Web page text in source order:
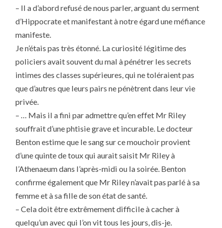
– Il a d’abord refusé de nous parler, arguant du serment
d’Hippocrate et manifestant à notre égard une méfiance
manifeste.
Je n’étais pas très étonné. La curiosité légitime des
policiers avait souvent du mal à pénétrer les secrets
intimes des classes supérieures, qui ne toléraient pas
que d’autres que leurs pairs ne pénètrent dans leur vie
privée.
– … Mais il a fini par admettre qu’en effet Mr Riley
souffrait d’une phtisie grave et incurable. Le docteur
Benton estime que le sang sur ce mouchoir provient
d’une quinte de toux qui aurait saisit Mr Riley à
l’Athenaeum dans l’après-midi ou la soirée. Benton
confirme également que Mr Riley n’avait pas parlé à sa
femme et à sa fille de son état de santé.
– Cela doit être extrêmement difficile à cacher à
quelqu’un avec qui l’on vit tous les jours, dis-je.